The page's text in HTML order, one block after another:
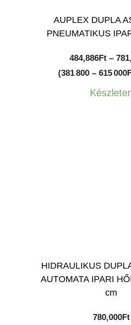
AUPLEX DUPLA
PNEUMATIKUS
484,886Ft –
(381 800 – 615
HIDRAULIKUS
AUTOMATA IPARI
cm
780,000Ft